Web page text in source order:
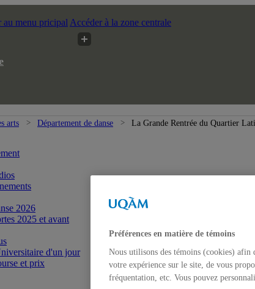
au menu pricipal Accéder à la zone centrale
arts Département de danse La Grande Rentrée du Quartier
2026
2025 et avant
d'un jour
et prix
Préférences en matière de témoins
Nous utilisons des témoins (cookies)
votre expérience sur le site, de vous
fréquentation, etc. Vous pouvez